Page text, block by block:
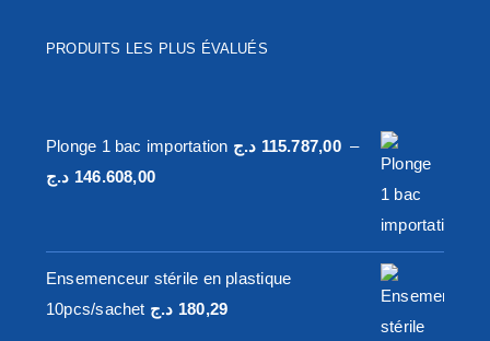
PRODUITS LES PLUS ÉVALUÉS
Plonge 1 bac importation 115.787,00 د.ج
–
146.608,00 د.ج
Plage
Ensemenceur stérile en plastique
10pcs/sachet
180,29 د.ج